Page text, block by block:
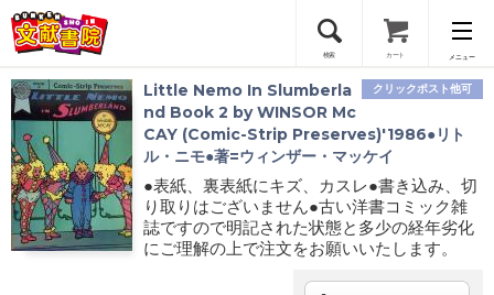
検索 カート メニュー
会員登録
ログイン
クリックポスト他可
Little Nemo In Slumberla
nd Book 2 by WINSOR Mc
CAY (Comic-Strip Preserves)'1986●リト
ル・ニモ●著=ウィンザー・マッケイ
●表紙、裏表紙にキズ、カスレ●書き込み、切
り取りはございません●古い洋書コミック雑
誌ですので明記された状態と多少の経年劣化
にご理解の上で注文をお願いいたします。